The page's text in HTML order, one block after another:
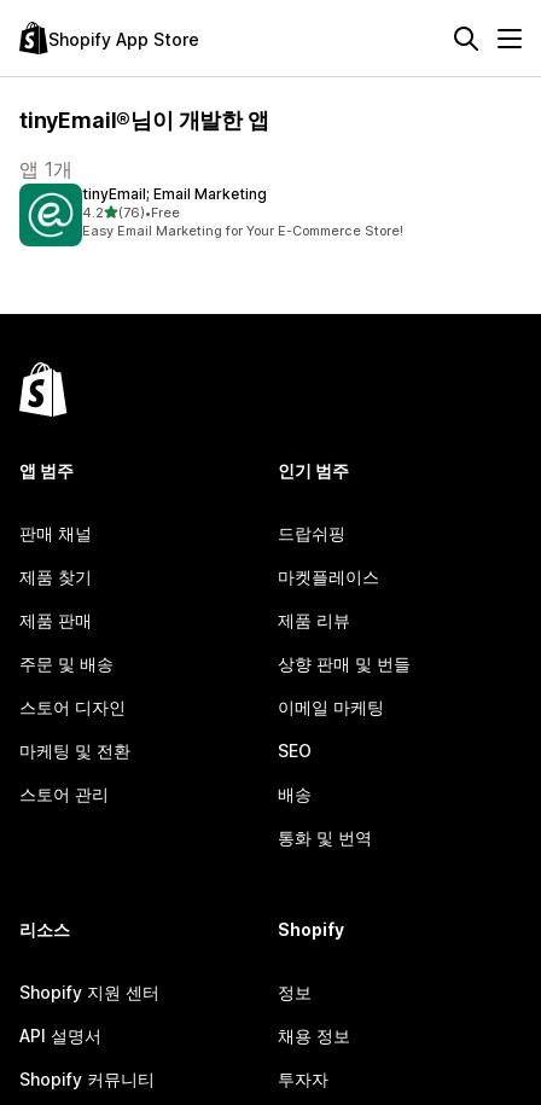
Shopify App Store
tinyEmail®님이 개발한 앱
앱 1개
tinyEmail; Email Marketing
4.2별 5개 중
(76)
총 리뷰 76개
•Free
Easy Email Marketing for Your E-Commerce Store!
앱 범주
판매 채널
제품 찾기
제품 판매
주문 및 배송
스토어 디자인
마케팅 및 전환
스토어 관리
인기 범주
드랍쉬핑
마켓플레이스
제품 리뷰
상향 판매 및 번들
이메일 마케팅
SEO
배송
통화 및 번역
리소스
Shopify 지원 센터
API 설명서
Shopify 커뮤니티
Shopify
정보
채용 정보
투자자